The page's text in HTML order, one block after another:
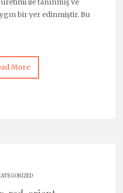
ile tanınmış ve
bir yer edinmiştir. Bu
More